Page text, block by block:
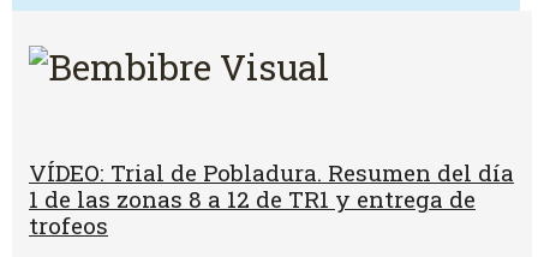
VÍDEO: Trial de Pobladura. Resumen del día
1 de las zonas 8 a 12 de TR1 y entrega de
trofeos